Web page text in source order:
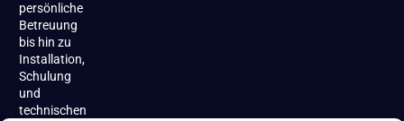
persönliche
Betreuung
bis hin zu
Installation,
Schulung
und
technischen